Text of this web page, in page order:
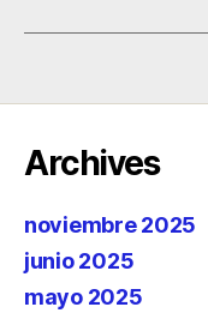
Archives
noviembre 2025
junio 2025
mayo 2025